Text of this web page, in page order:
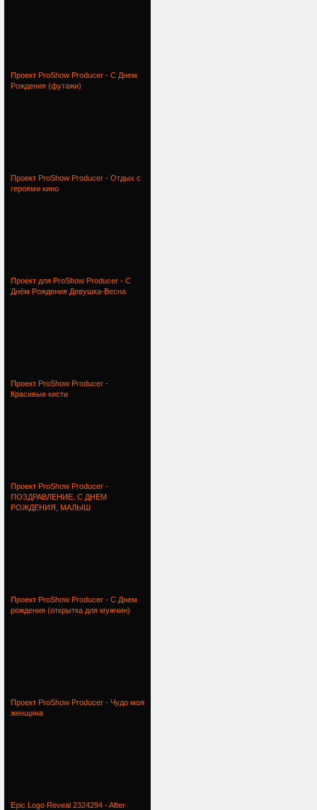
Проект ProShow Producer - С Днем
Рождения (футажи)
Проект ProShow Producer - Отдых с
героями кино
Проект для ProShow Producer - С
Днём Рождения Девушка-Весна
Проект ProShow Producer -
Красивые кисти
Проект ProShow Producer -
ПОЗДРАВЛЕНИЕ. С ДНЕМ
РОЖДЕНИЯ, МАЛЫШ
Проект ProShow Producer - С Днем
рождения (открытка для мужчин)
Проект ProShow Producer - Чудо моя
женщина
Epic Logo Reveal 2324294 - After